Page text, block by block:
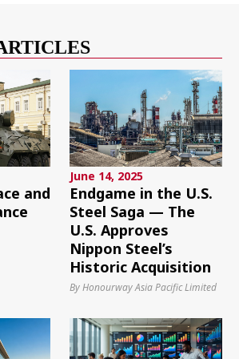
and
June 14, 2025
Endgame in the U.S.
Steel Saga — The
U.S. Approves
Nippon Steel’s
Historic Acquisition
By Honourway Asia Pacific Limited